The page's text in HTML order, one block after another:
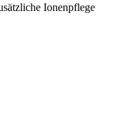
Ionenpflege